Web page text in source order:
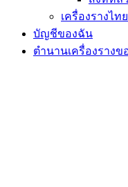
เครื่องรางไท
บัญชีของฉัน
ตำนานเครื่องรางข